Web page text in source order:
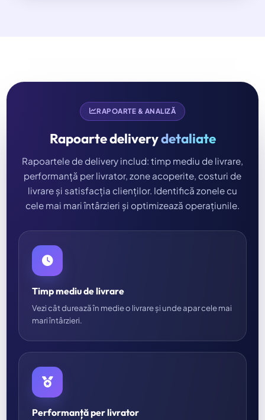
RAPOARTE & ANALIZĂ
Rapoarte deliverydetaliate
Rapoartele de delivery includ: timp mediu de livrare,
performanță per livrator, zone acoperite, costuri de
livrare și satisfacția clienților. Identifică zonele cu
cele mai mari întârzieri și optimizează operațiunile.
Timp mediu de livrare
Vezi cât durează în medie o livrare și unde apar cele mai
mari întârzieri.
Performanță per livrator